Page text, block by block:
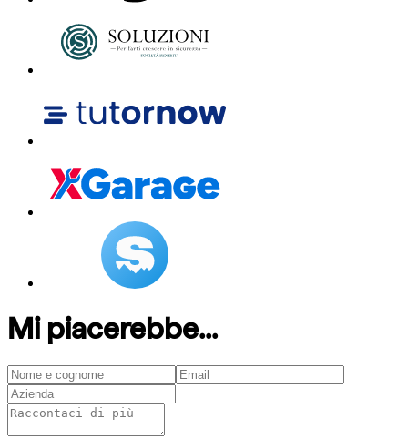
Mi piacerebbe...